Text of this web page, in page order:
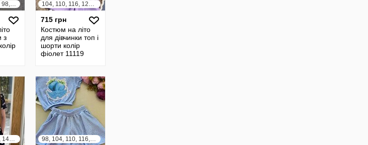
74, 80, 86, 92, 98, 104, 110, 116, 122, 128
з
104, 110, 116, 122, 128, 134, 140
715 грн
Костюм на літо
для дівчинки топ і
шорти колір
фіолет 11119
128, 134, 140, 146, 152, 158 98, 104, 110, 116, 122, 128, 134, 140, 146, 152, 158, 164